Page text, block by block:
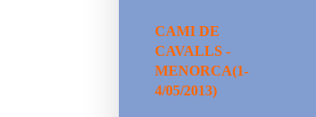
CAMI DE
CAVALLS -
MENORCA(1-
4/05/2013)